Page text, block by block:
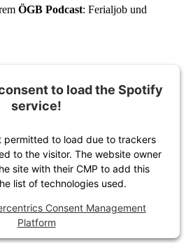
ÖGB Podcast: Ferialjob und
to load the Spotify
service!
permitted to load due to trackers
to the visitor. The website owner
site with their CMP to add this
list of technologies used.
Consent Management
Platform